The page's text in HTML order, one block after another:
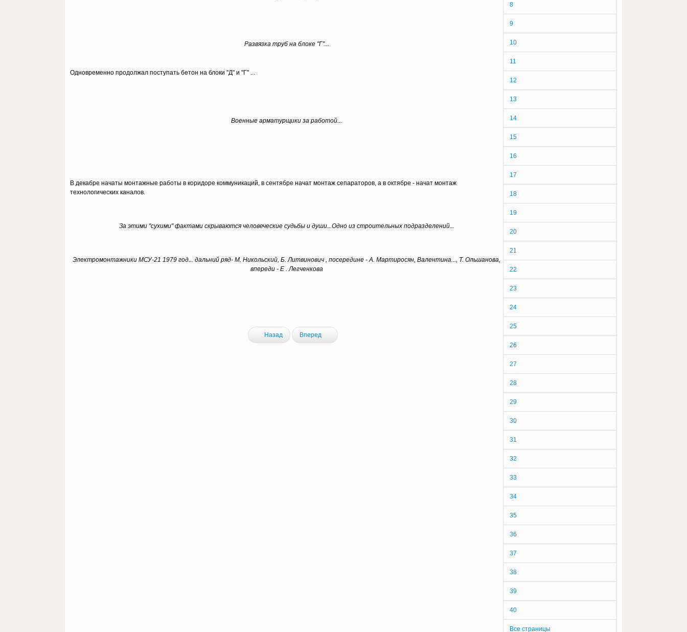
8
9
10
11
12
13
14
15
16
17
18
19
20
21
22
23
24
25
26
27
28
29
30
31
32
33
34
35
36
37
38
39
40
Все страницы
Развязка труб на блоке "Г"...
Одновременно продолжал поступать бетон на блоки "Д" и "Г" ...
Военные арматурщики за работой...
В декабре начаты монтажные работы в коридоре коммуникаций, в сентябре начат монтаж сепараторов, а в октябре - начат монтаж
технологических каналов.
За этими "сухими" фактами скрываются человеческие судьбы и души...Одно из строительных подразделений...
Электромонтажники МСУ-21 1979 год... дальний ряд- М. Никольский, Б. Литвинович , посередине - А. Мартиросян, Валентина..., Т. Ольшанова,
впереди - Е . Легченкова
Назад Вперед